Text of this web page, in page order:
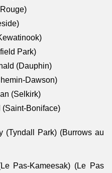
Park)
(Dauphin)
Dawson)
(Selkirk)
(Saint-Boniface)
(Tyndall Park) (Burrows au
Pas-Kameesak) (Le Pas